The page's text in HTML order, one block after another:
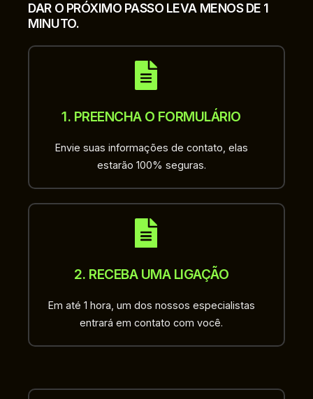
DAR O PRÓXIMO PASSO LEVA MENOS DE 1
MINUTO.
1. PREENCHA O FORMULÁRIO
Envie suas informações de contato, elas
estarão 100% seguras.
2. RECEBA UMA LIGAÇÃO
Em até 1 hora, um dos nossos especialistas
entrará em contato com você.